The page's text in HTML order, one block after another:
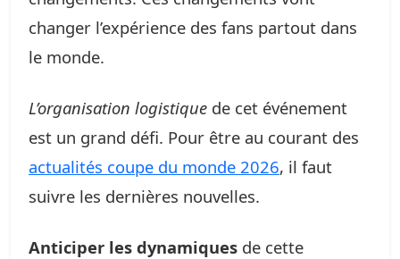
changer l’expérience des fans partout dans
le monde.
L’organisation logistique de cet événement
est un grand défi. Pour être au courant des
actualités coupe du monde 2026, il faut
suivre les dernières nouvelles.
Anticiper les dynamiques de cette